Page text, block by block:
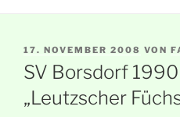
VERÖFFENTLICHT
AM
17. NOVEMBER 2008 VON
SV Borsdorf 1990
„Leutzscher